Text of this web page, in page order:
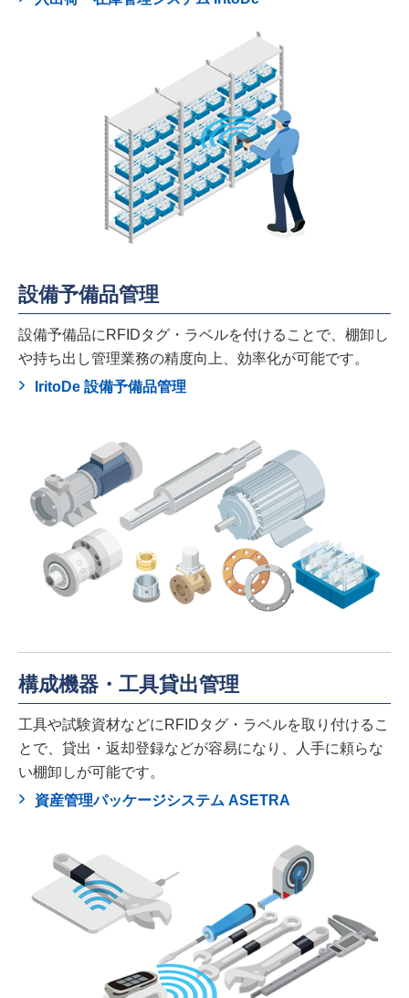
設備予備品管理
設備予備品にRFIDタグ・ラベルを付けることで、棚卸し
や持ち出し管理業務の精度向上、効率化が可能です。
IritoDe 設備予備品管理
構成機器・工具貸出管理
工具や試験資材などにRFIDタグ・ラベルを取り付けるこ
とで、貸出・返却登録などが容易になり、人手に頼らな
い棚卸しが可能です。
資産管理パッケージシステム ASETRA